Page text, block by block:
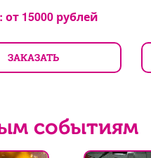
от 15000рублей
ЗАКАЗАТЬ
событиям